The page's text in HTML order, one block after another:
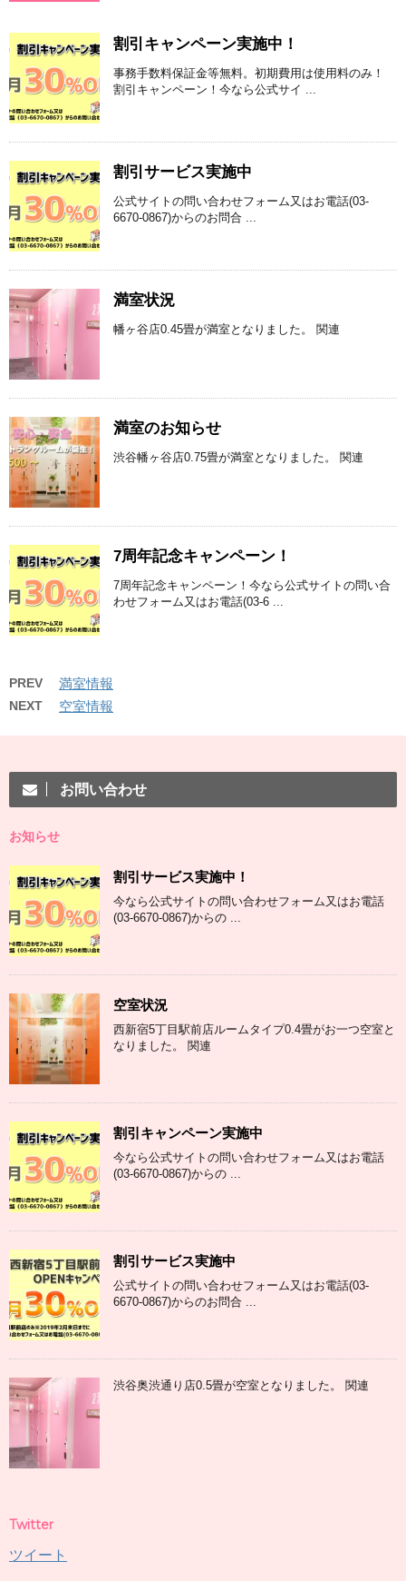
割引キャンペーン実施中！
事務手数料保証金等無料。初期費用は使用料のみ！
割引キャンペーン！今なら公式サイ ...
割引サービス実施中
公式サイトの問い合わせフォーム又はお電話(03-
6670-0867)からのお問合 ...
満室状況
幡ヶ谷店0.45畳が満室となりました。 関連
満室のお知らせ
渋谷幡ヶ谷店0.75畳が満室となりました。 関連
7周年記念キャンペーン！
7周年記念キャンペーン！今なら公式サイトの問い合
わせフォーム又はお電話(03-6 ...
PREV 満室情報
NEXT 空室情報
お問い合わせ
お知らせ
割引サービス実施中！
今なら公式サイトの問い合わせフォーム又はお電話
(03-6670-0867)からの ...
空室状況
西新宿5丁目駅前店ルームタイプ0.4畳がお一つ空室と
なりました。 関連
割引キャンペーン実施中
今なら公式サイトの問い合わせフォーム又はお電話
(03-6670-0867)からの ...
割引サービス実施中
公式サイトの問い合わせフォーム又はお電話(03-
6670-0867)からのお問合 ...
渋谷奥渋通り店0.5畳が空室となりました。 関連
Twitter
ツイート